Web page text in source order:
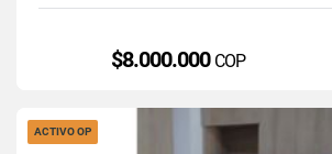
$8.000.000 COP
ACTIVO OP